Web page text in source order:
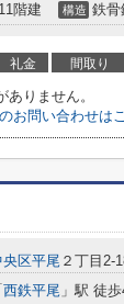
11階建 構造 鉄骨
礼金 間取り
りません。
お問い合わせは
央区平尾 ２丁目2-
西鉄平尾 」駅 徒